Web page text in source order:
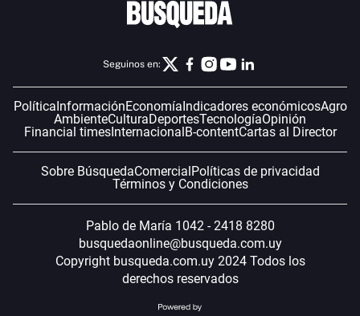
Seguinos en:
Política InformaciónEconomía Indicadores económicosAgro
AmbienteCulturaDeportesTecnologíaOpinión
Financial timesInternacional B-contentCartas al Director
Sobre BúsquedaComercial Políticas de privacidad
Términos y Condiciones
Pablo de María 1042 - 2418 8280
busquedaonline@busqueda.com.uy
Copyright busqueda.com.uy 2024 Todos los
derechos reservados